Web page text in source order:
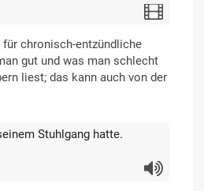
chronisch-entzündliche
gut und was man schlecht
liest; das kann auch von der
Stuhlgang hatte.